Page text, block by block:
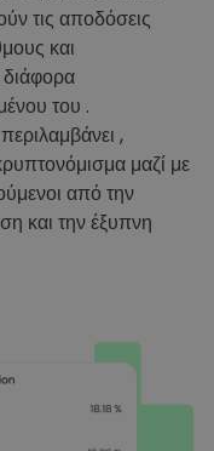
τις αποδόσεις
και
διάφορα
του .
,
μαζί με
από την
και την έξυπνη